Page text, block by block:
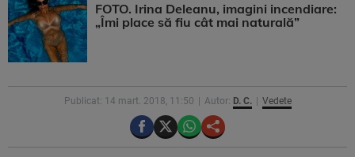
FOTO. Irina Deleanu, imagini incendiare:
„Îmi place să fiu cât mai naturală”
Publicat: 14 mart. 2018, 11:50 Autor: D. C. Vedete